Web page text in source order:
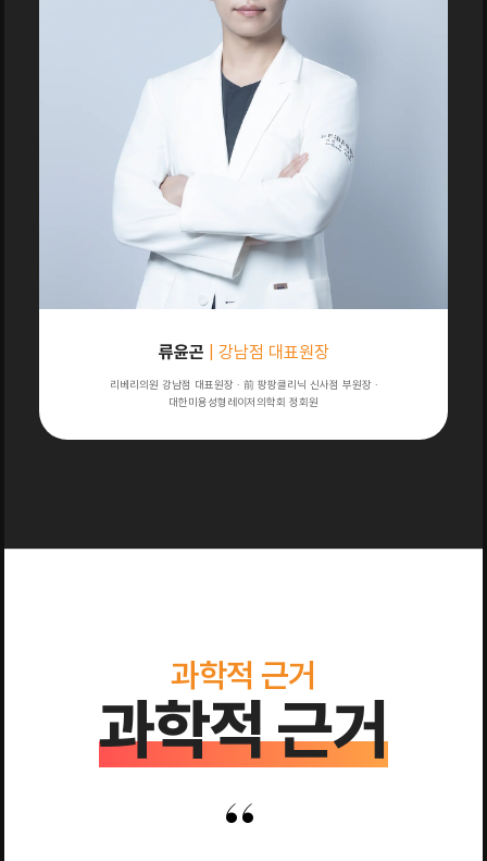
류윤곤 | 강남점 대표원장
리베리의원 강남점 대표원장 · 前 팡팡클리닉 신사점 부원장 ·
대한미용성형레이저의학회 정회원
과학적 근거
과학적 근거